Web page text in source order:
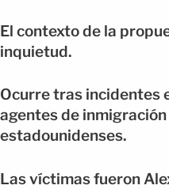
El contexto de la
inquietud.
Ocurre tras incidentes
agentes de
estadounidenses.
Las víctimas fueron